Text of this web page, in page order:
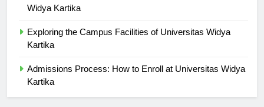
Career Opportunities After Graduating from Universitas
Exploring the Campus Facilities of Universitas Widya
Admissions Process: How to Enroll at Universitas Widya